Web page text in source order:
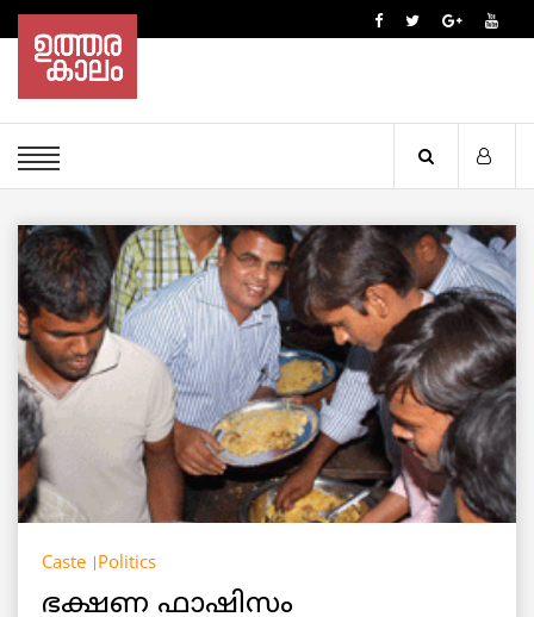
Caste Politics
ഭക്ഷണ ഫാഷിസം